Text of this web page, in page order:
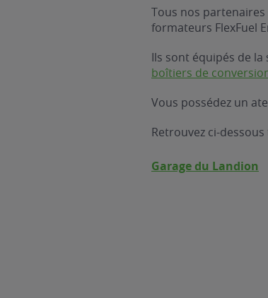
Tous nos
formateurs FlexFuel
Ils sont équipés de
boîtiers de
Vous possédez un
Retrouvez ci-
Garage du Landion